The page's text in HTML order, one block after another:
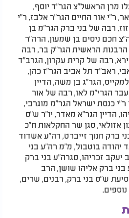
מרן הראשל"צ הגר"ד יוסף,
ר"י אור החיים הגר"ר אלבז, ר"י
רבה של בני ברק הגר"מ בן
חכם ניסים בן שמעון, הרה"ר
הראשית הגר"ק בר, רבה
רבה של קרית עקרון, הגרב"ד
ראב"ד תל אביב הגר"ז כהן,
הגר"ג בן משה, הדיין
הגרי"מ לאו, רבה של אור
ר"י כנסת ישראל הגר"מ מוגרבי,
הדיין הגר"א מאדר, יו"ר ש"ס
אזולאי, סגן שר החקלאות ח"כ
ברק חנוך זייברט, רה"ע אשדוד
יהודה בוטבול, מ"מ רה"ע בני
זכריהו, סגרה"ע בני ברק
ברק אליהו שושן, הרב
ש"ס בני ברק, רבנים, שרים,